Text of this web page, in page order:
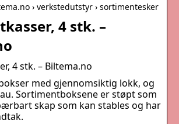
› verkstedutstyr › sortimentesker
4 stk. –
4 stk. – Biltema.no
med gjennomsiktig lokk, og
Sortimentboksene er støpt som
skap som kan stables og har